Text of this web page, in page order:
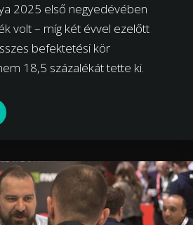
2025 első negyedévében
volt – míg két évvel ezelőtt
befektetési kör
18,5 százalékát tette ki.